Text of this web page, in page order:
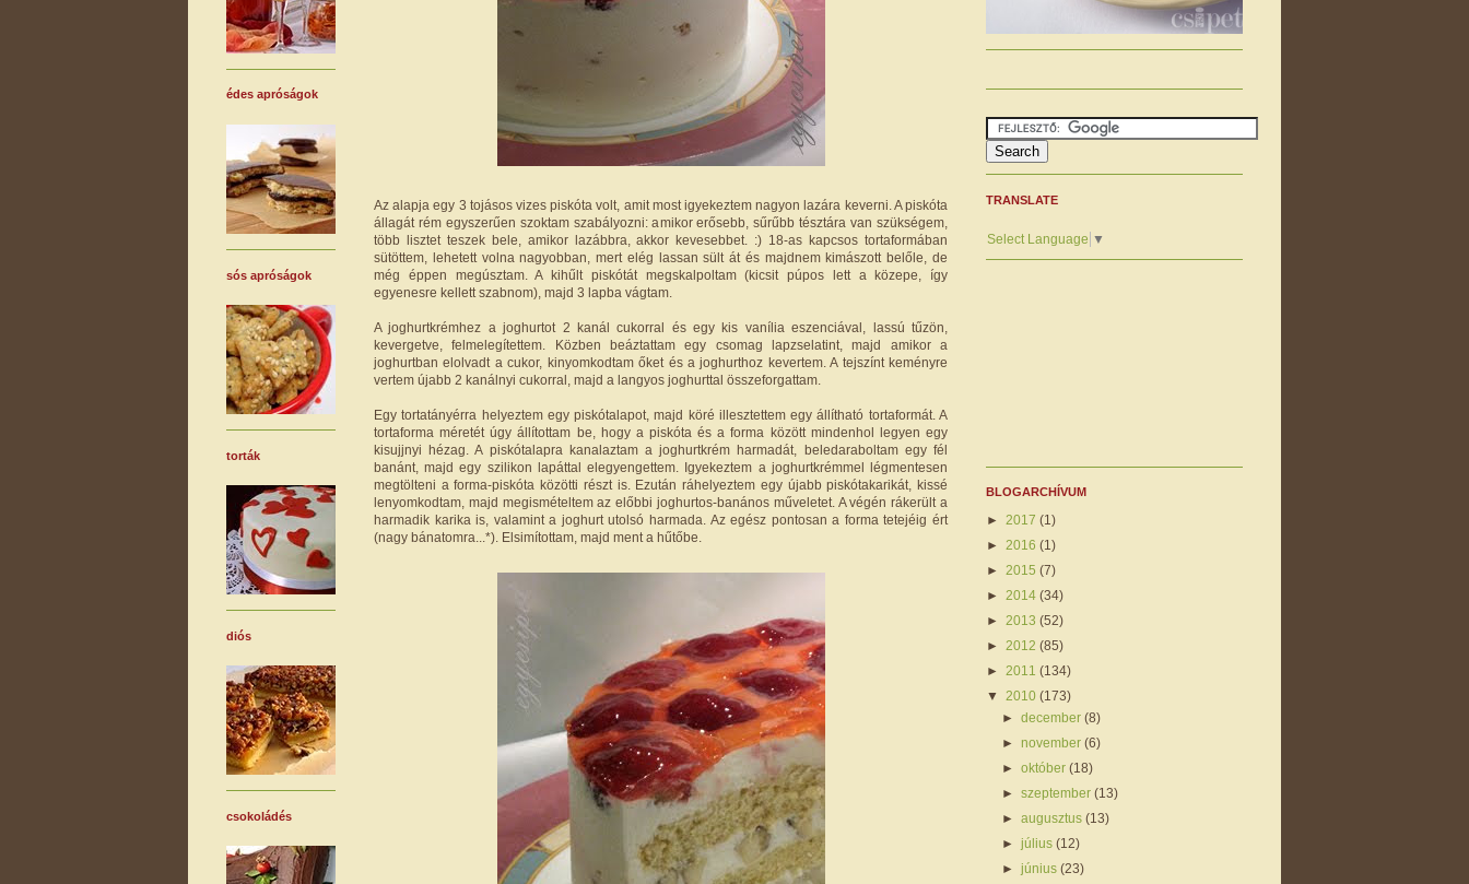
Az alapja egy 3 tojásos vizes piskóta volt, amit most igyekeztem nagyon lazára keverni. A piskóta
állagát rém egyszerűen szoktam szabályozni: amikor erősebb, sűrűbb tésztára van szükségem,
több lisztet teszek bele, amikor lazábbra, akkor kevesebbet. :) 18-as kapcsos tortaformában
sütöttem, lehetett volna nagyobban, mert elég lassan sült át és majdnem kimászott belőle, de
még éppen megúsztam. A kihűlt piskótát megskalpoltam (kicsit púpos lett a közepe, így
egyenesre kellett szabnom), majd 3 lapba vágtam.
A joghurtkrémhez a joghurtot 2 kanál cukorral és egy kis vanília eszenciával, lassú tűzön,
kevergetve, felmelegítettem. Közben beáztattam egy csomag lapzselatint, majd amikor a
joghurtban elolvadt a cukor, kinyomkodtam őket és a joghurthoz kevertem. A tejszínt keményre
vertem újabb 2 kanálnyi cukorral, majd a langyos joghurttal összeforgattam.
Egy tortatányérra helyeztem egy piskótalapot, majd köré illesztettem egy állítható tortaformát. A
tortaforma méretét úgy állítottam be, hogy a piskóta és a forma között mindenhol legyen egy
kisujjnyi hézag. A piskótalapra kanalaztam a joghurtkrém harmadát, beledaraboltam egy fél
banánt, majd egy szilikon lapáttal elegyengettem. Igyekeztem a joghurtkrémmel légmentesen
megtölteni a forma-piskóta közötti részt is. Ezután ráhelyeztem egy újabb piskótakarikát, kissé
lenyomkodtam, majd megismételtem az előbbi joghurtos-banános műveletet. A végén rákerült a
harmadik karika is, valamint a joghurt utolsó harmada. Az egész pontosan a forma tetejéig ért
(nagy bánatomra...*). Elsimítottam, majd ment a hűtőbe.
édes apróságok
sós apróságok
torták
diós
csokoládés
TRANSLATE
Select Language ▼
BLOGARCHÍVUM
► 2017 (1)
► 2016 (1)
► 2015 (7)
► 2014 (34)
► 2013 (52)
► 2012 (85)
► 2011 (134)
▼ 2010 (173)
►december(8)
►november(6)
►október(18)
►szeptember(13)
►augusztus(13)
►július(12)
►június(23)